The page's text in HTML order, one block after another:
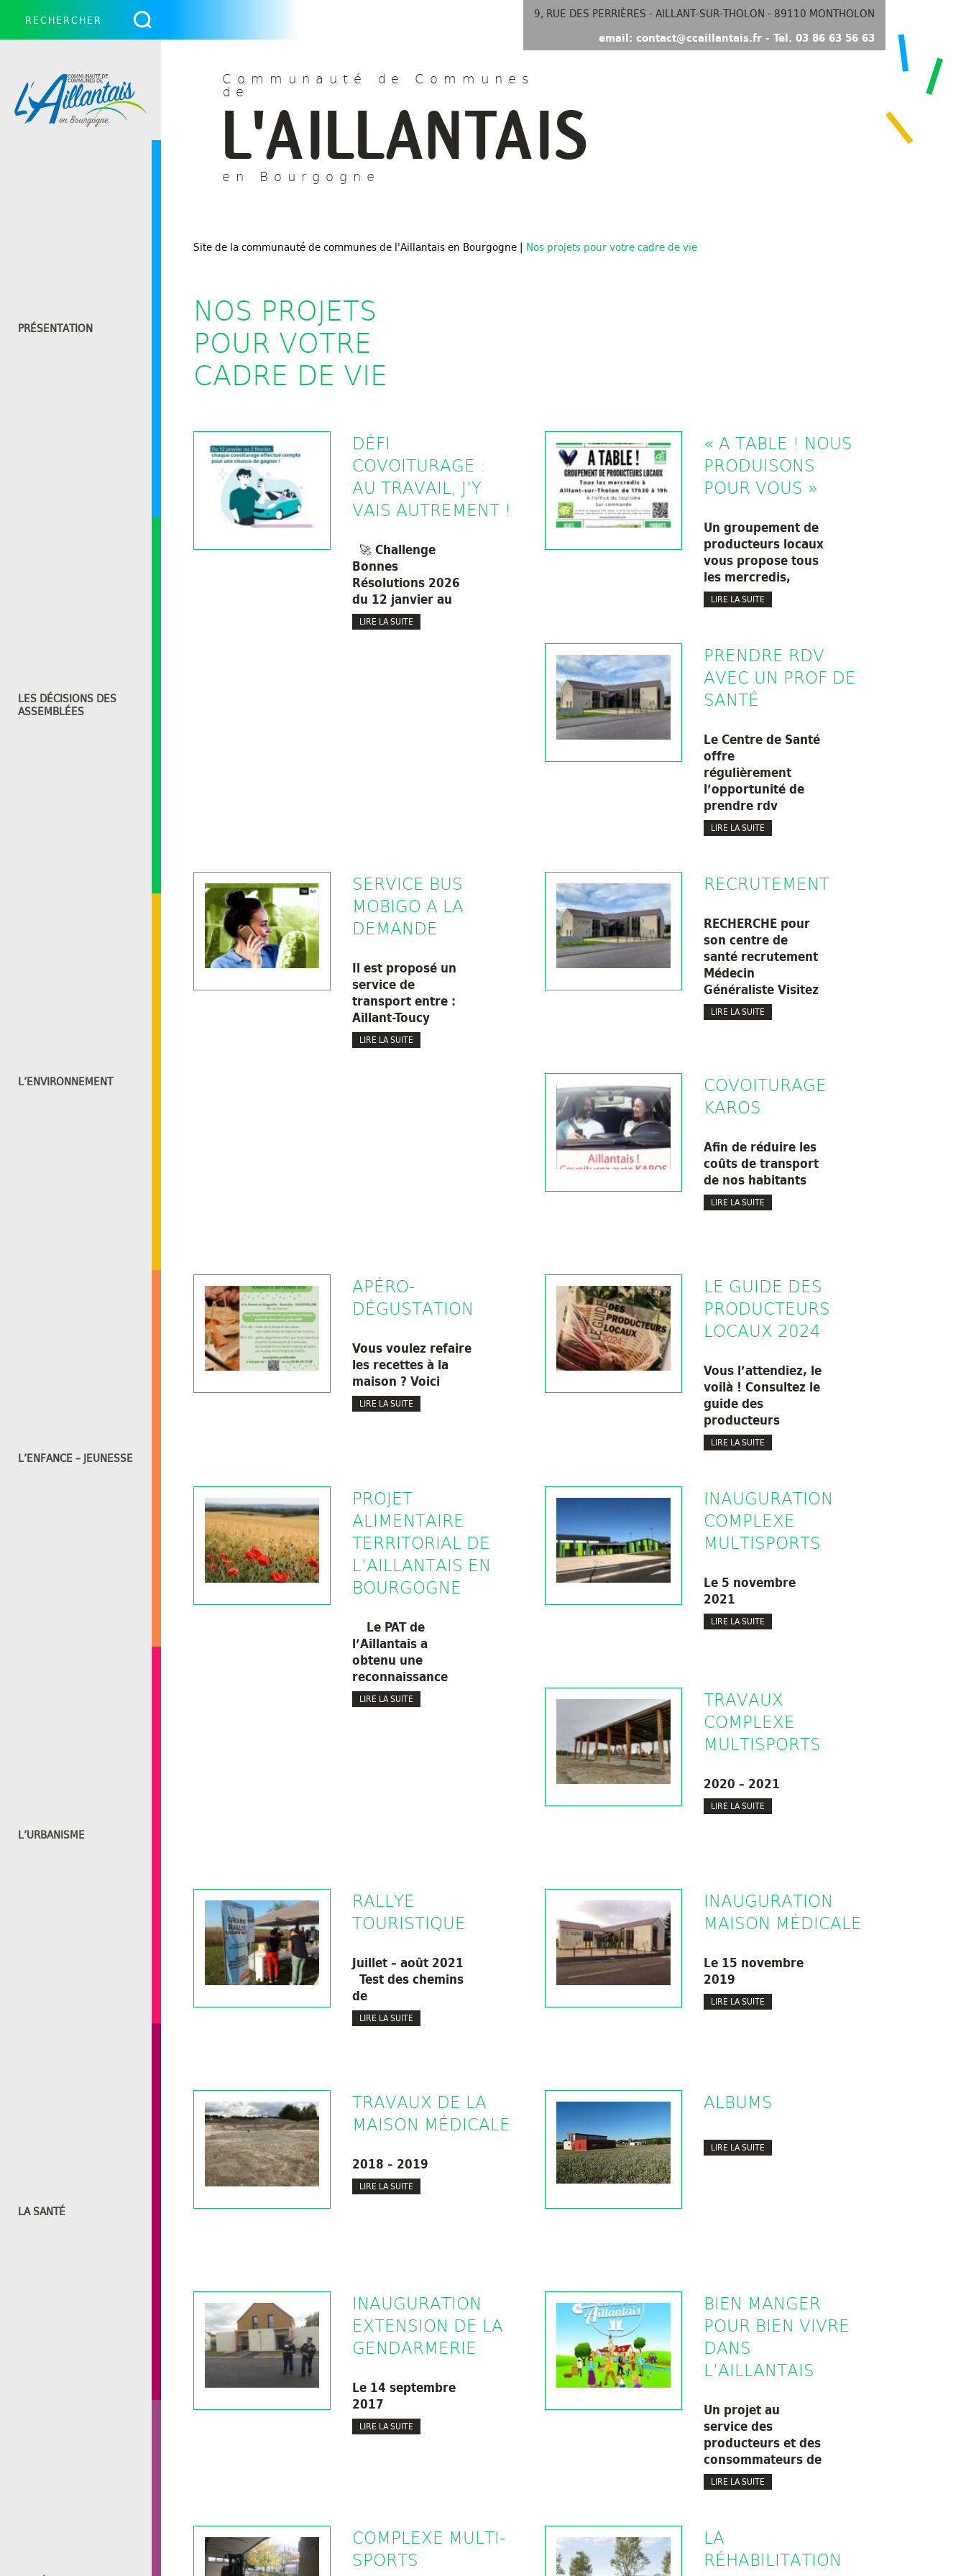
9, RUE DES PERRIÈRES - AILLANT-SUR-THOLON - 89110 MONTHOLON
email: contact@ccaillantais.fr - Tel. 03 86 63 56 63
Communauté de Communes
de
L'AILLANTAIS
en Bourgogne
PRÉSENTATION
LES DÉCISIONS DES
ASSEMBLÉES
L’ENVIRONNEMENT
L’ENFANCE – JEUNESSE
L’URBANISME
LA SANTÉ
Site de la communauté de communes de l'Aillantais en Bourgogne | Nos projets pour votre cadre de vie
NOS PROJETS
POUR VOTRE
CADRE DE VIE
DÉFI
COVOITURAGE :
AU TRAVAIL, J’Y
VAIS AUTREMENT !
🚀 Challenge
Bonnes
Résolutions 2026
du 12 janvier au
LIRE LA SUITE
« A TABLE ! NOUS
PRODUISONS
POUR VOUS »
Un groupement de
producteurs locaux
vous propose tous
les mercredis,
LIRE LA SUITE
PRENDRE RDV
AVEC UN PROF DE
SANTÉ
Le Centre de Santé
offre
régulièrement
l’opportunité de
prendre rdv
LIRE LA SUITE
SERVICE BUS
MOBIGO A LA
DEMANDE
Il est proposé un
service de
transport entre :
Aillant-Toucy
LIRE LA SUITE
RECRUTEMENT
RECHERCHE pour
son centre de
santé recrutement
Médecin
Généraliste Visitez
LIRE LA SUITE
COVOITURAGE
KAROS
Afin de réduire les
coûts de transport
de nos habitants
LIRE LA SUITE
APÉRO-
DÉGUSTATION
Vous voulez refaire
les recettes à la
maison ? Voici
LIRE LA SUITE
LE GUIDE DES
PRODUCTEURS
LOCAUX 2024
Vous l’attendiez, le
voilà ! Consultez le
guide des
producteurs
LIRE LA SUITE
PROJET
ALIMENTAIRE
TERRITORIAL DE
L’AILLANTAIS EN
BOURGOGNE
Le PAT de
l’Aillantais a
obtenu une
reconnaissance
LIRE LA SUITE
INAUGURATION
COMPLEXE
MULTISPORTS
Le 5 novembre
2021
LIRE LA SUITE
TRAVAUX
COMPLEXE
MULTISPORTS
2020 – 2021
LIRE LA SUITE
RALLYE
TOURISTIQUE
Juillet – août 2021
Test des chemins
de
LIRE LA SUITE
INAUGURATION
MAISON MÉDICALE
Le 15 novembre
2019
LIRE LA SUITE
TRAVAUX DE LA
MAISON MÉDICALE
2018 – 2019
LIRE LA SUITE
ALBUMS
LIRE LA SUITE
INAUGURATION
EXTENSION DE LA
GENDARMERIE
Le 14 septembre
2017
LIRE LA SUITE
BIEN MANGER
POUR BIEN VIVRE
DANS
L’AILLANTAIS
Un projet au
service des
producteurs et des
consommateurs de
LIRE LA SUITE
COMPLEXE MULTI-
SPORTS
LA
RÉHABILITATION